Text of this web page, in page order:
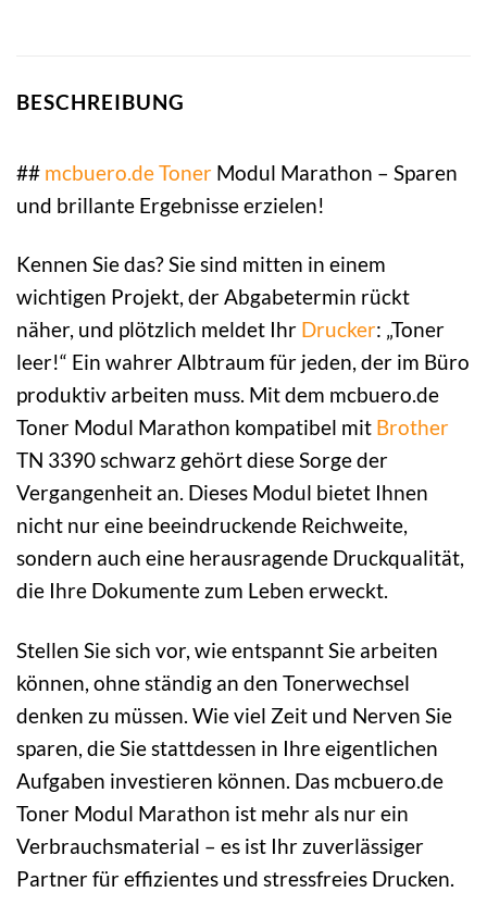
BESCHREIBUNG
## mcbuero.deToner Modul Marathon – Sparen
und brillante Ergebnisse erzielen!
Kennen Sie das? Sie sind mitten in einem
wichtigen Projekt, der Abgabetermin rückt
näher, und plötzlich meldet Ihr Drucker: „Toner
leer!“ Ein wahrer Albtraum für jeden, der im Büro
produktiv arbeiten muss. Mit dem mcbuero.de
Toner Modul Marathon kompatibel mit Brother
TN 3390 schwarz gehört diese Sorge der
Vergangenheit an. Dieses Modul bietet Ihnen
nicht nur eine beeindruckende Reichweite,
sondern auch eine herausragende Druckqualität,
die Ihre Dokumente zum Leben erweckt.
Stellen Sie sich vor, wie entspannt Sie arbeiten
können, ohne ständig an den Tonerwechsel
denken zu müssen. Wie viel Zeit und Nerven Sie
sparen, die Sie stattdessen in Ihre eigentlichen
Aufgaben investieren können. Das mcbuero.de
Toner Modul Marathon ist mehr als nur ein
Verbrauchsmaterial – es ist Ihr zuverlässiger
Partner für effizientes und stressfreies Drucken.